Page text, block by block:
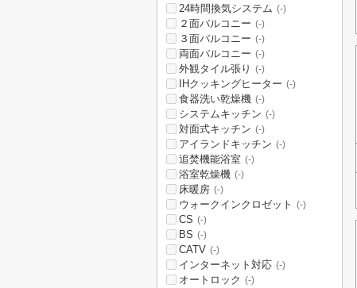
24時間換気システム (-)
２面バルコニー (-)
３面バルコニー (-)
両面バルコニー (-)
外観タイル張り (-)
IHクッキングヒーター (-)
食器洗い乾燥機 (-)
システムキッチン (-)
対面式キッチン (-)
アイランドキッチン (-)
追焚機能浴室 (-)
浴室乾燥機 (-)
床暖房 (-)
ウォークインクロゼット (-)
CS (-)
BS (-)
CATV (-)
インターネット対応 (-)
オートロック (-)